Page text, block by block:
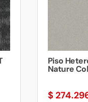
Piso
Nature
$